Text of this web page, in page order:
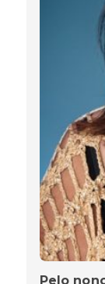
Pelo